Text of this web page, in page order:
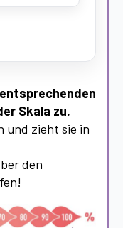
Skala zu.
und zieht sie in
den